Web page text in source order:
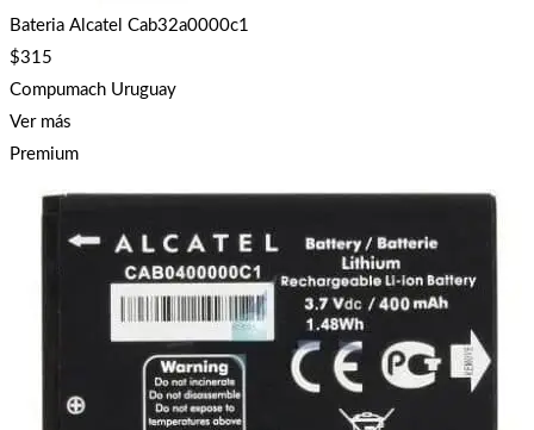
Bateria Alcatel Cab32a0000c1
$315
Compumach Uruguay
Ver más
Premium